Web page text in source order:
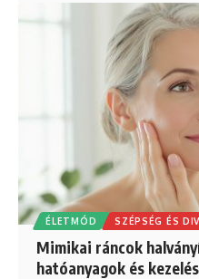
ÉLETMÓD SZÉPSÉG ÉS
Mimikai ráncok
hatóanyagok és